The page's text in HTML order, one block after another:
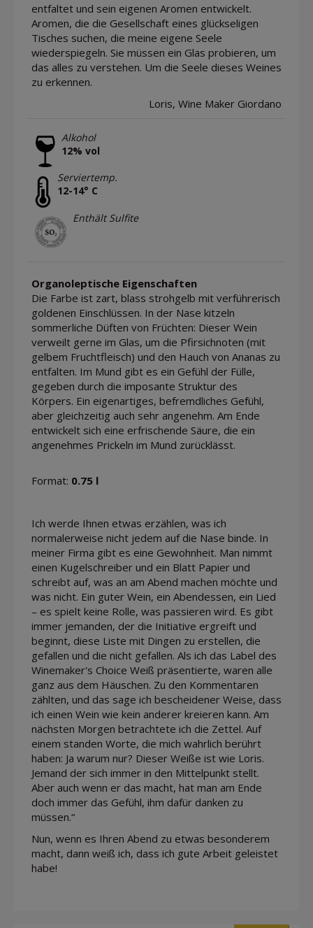
entfaltet und sein eigenen Aromen entwickelt.
Aromen, die die Gesellschaft eines glückseligen
Tisches suchen, die meine eigene Seele
wiederspiegeln. Sie müssen ein Glas probieren, um
das alles zu verstehen. Um die Seele dieses Weines
zu erkennen.
Loris, Wine Maker Giordano
Alkohol
12% vol
Serviertemp.
12-14° C
Enthält Sulfite
Organoleptische Eigenschaften
Die Farbe ist zart, blass strohgelb mit verführerisch
goldenen Einschlüssen. In der Nase kitzeln
sommerliche Düften von Früchten: Dieser Wein
verweilt gerne im Glas, um die Pfirsichnoten (mit
gelbem Fruchtfleisch) und den Hauch von Ananas zu
entfalten. Im Mund gibt es ein Gefühl der Fülle,
gegeben durch die imposante Struktur des
Körpers. Ein eigenartiges, befremdliches Gefühl,
aber gleichzeitig auch sehr angenehm. Am Ende
entwickelt sich eine erfrischende Säure, die ein
angenehmes Prickeln im Mund zurücklässt.
Format: 0.75 l
Ich werde Ihnen etwas erzählen, was ich
normalerweise nicht jedem auf die Nase binde. In
meiner Firma gibt es eine Gewohnheit. Man nimmt
einen Kugelschreiber und ein Blatt Papier und
schreibt auf, was an am Abend machen möchte und
was nicht. Ein guter Wein, ein Abendessen, ein Lied
– es spielt keine Rolle, was passieren wird. Es gibt
immer jemanden, der die Initiative ergreift und
beginnt, diese Liste mit Dingen zu erstellen, die
gefallen und die nicht gefallen. Als ich das Label des
Winemaker's Choice Weiß präsentierte, waren alle
ganz aus dem Häuschen. Zu den Kommentaren
zählten, und das sage ich bescheidener Weise, dass
ich einen Wein wie kein anderer kreieren kann. Am
nächsten Morgen betrachtete ich die Zettel. Auf
einem standen Worte, die mich wahrlich berührt
haben: Ja warum nur? Dieser Weiße ist wie Loris.
Jemand der sich immer in den Mittelpunkt stellt.
Aber auch wenn er das macht, hat man am Ende
doch immer das Gefühl, ihm dafür danken zu
müssen.“
Nun, wenn es Ihren Abend zu etwas besonderem
macht, dann weiß ich, dass ich gute Arbeit geleistet
habe!